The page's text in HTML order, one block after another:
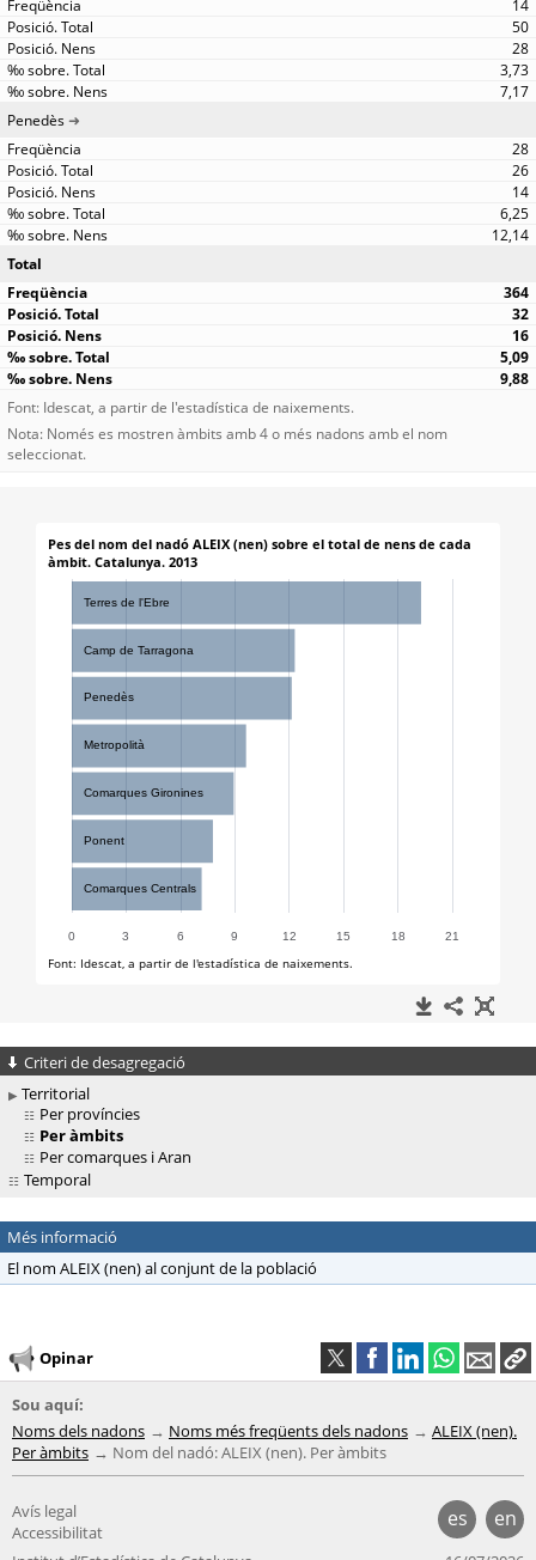
14
50
28
3,73
7,17
Penedès
28
26
14
6,25
12,14
Total
364
32
16
5,09
9,88
Font: Idescat, a partir de l'estadística de naixements.
Nota: Només es mostren àmbits amb 4 o més nadons amb el nom
seleccionat.
Criteri de desagregació
Territorial
Per províncies
Per àmbits
Per comarques i Aran
Temporal
Més informació
El nom ALEIX (nen) al conjunt de la població
Opinar
Sou aquí:
Noms dels nadons
Noms més freqüents dels nadons
ALEIX (nen).
Per àmbits
Nom del nadó: ALEIX (nen). Per àmbits
es en
Avís legal
Accessibilitat